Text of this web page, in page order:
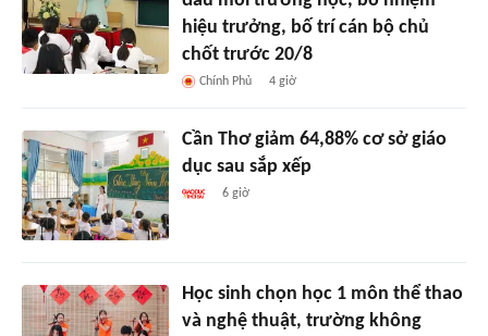
hiệu trưởng, bố trí cán bộ chủ
chốt trước 20/8
Chính Phủ 4 giờ
Cần Thơ giảm 64,88% cơ sở giáo
dục sau sắp xếp
6 giờ
Học sinh chọn học 1 môn thể thao
và nghệ thuật, trường không